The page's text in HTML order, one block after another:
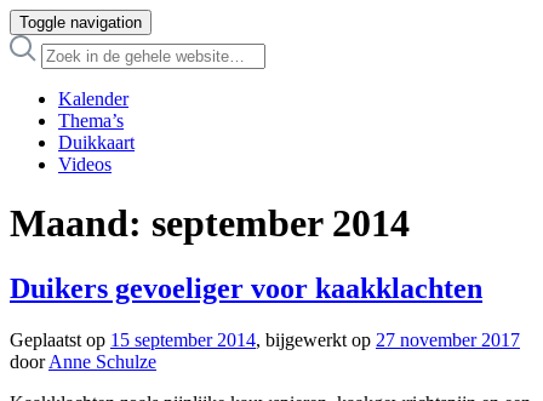
Toggle navigation
Kalender
Thema’s
Duikkaart
Videos
Maand: september 2014
Duikers gevoeliger voor kaakklachten
Geplaatst op 15 september 2014, bijgewerkt op 27 november 2017
doorAnne Schulze